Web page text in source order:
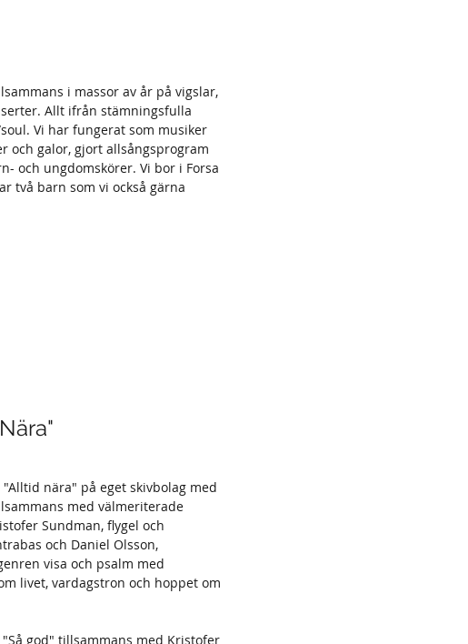
i massor av år på vigslar,
Allt ifrån stämningsfulla
Vi har fungerat som musiker
och galor, gjort allsångsprogram
och ungdomskörer. Vi bor i Forsa
två barn som vi också gärna
nära" på eget skivbolag med
med välmeriterade
Sundman, flygel och
och Daniel Olsson,
visa och psalm med
livet, vardagstron och hoppet om
god" tillsammans med Kristofer